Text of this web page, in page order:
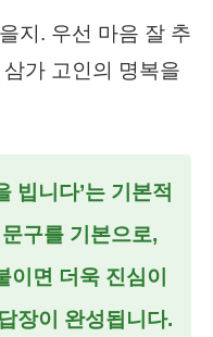
지. 우선 마음 잘 추
가 고인의 명복을
빕니다’는 기본적
구를 기본으로,
이면 더욱 진심이
장이 완성됩니다.